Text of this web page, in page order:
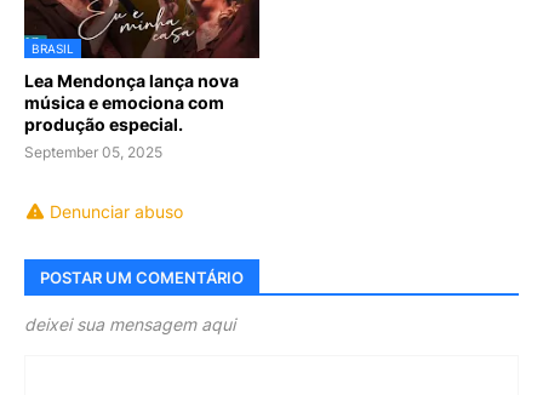
BRASIL
Lea Mendonça lança nova
música e emociona com
produção especial.
September 05, 2025
Denunciar abuso
POSTAR UM COMENTÁRIO
deixei sua mensagem aqui